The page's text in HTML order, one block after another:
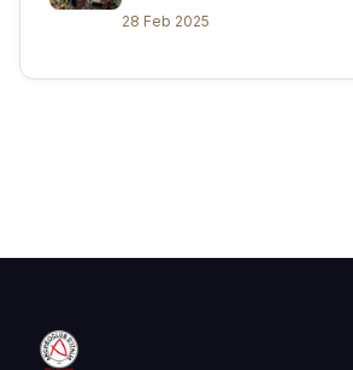
28 Feb 2025